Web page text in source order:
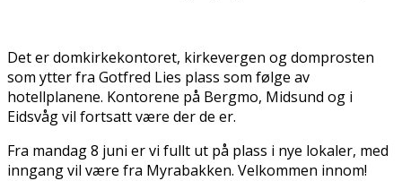
Det er domkirkekontoret, kirkevergen og domprosten
som flytter fra Gotfred Lies plass som følge av
hotellplanene. Kontorene på Bergmo, Midsund og i
Eidsvåg vil fortsatt være der de er.
Fra mandag 8 juni er vi fullt ut på plass i nye lokaler, med
inngang vil være fra Myrabakken. Velkommen innom!